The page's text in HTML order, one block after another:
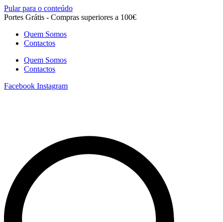
Pular para o conteúdo
Portes Grátis - Compras superiores a 100€
Quem Somos
Contactos
Quem Somos
Contactos
Facebook Instagram